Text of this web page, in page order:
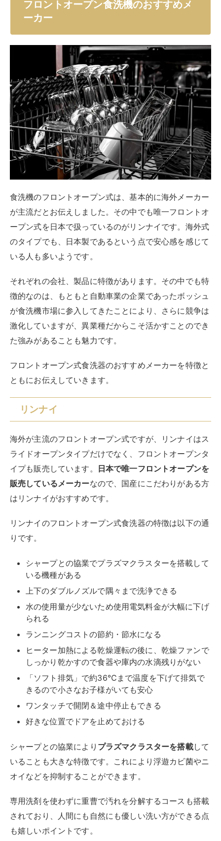
フロントオープン食洗機のおすすめメ
ーカー
食洗機のフロントオープン式は、基本的に海外メーカー
が主流だとお伝えしました。その中でも唯一フロントオ
ープン式を日本で扱っているのがリンナイです。海外式
のタイプでも、日本製であるという点で安心感を感じて
いる人も多いようです。
それぞれの会社、製品に特徴があります。その中でも特
徴的なのは、もともと自動車業の企業であったボッシュ
が食洗機市場に参入してきたことにより、さらに競争は
激化していますが、異業種だからこそ活かすことのでき
た強みがあることも魅力です。
フロントオープン式食洗器のおすすめメーカーを特徴と
ともにお伝えしていきます。
リンナイ
海外が主流のフロントオープン式ですが、リンナイはス
ライドオープンタイプだけでなく、フロントオープンタ
イプも販売しています。
日本で唯一フロントオープンを
販売しているメーカーなので、国産にこだわりがある方
はリンナイがおすすめです。
リンナイのフロントオープン式食洗器の特徴は以下の通
りです。
シャープとの協業でプラズマクラスターを搭載して
いる機種がある
上下のダブルノズルで隅々まで洗浄できる
水の使用量が少ないため使用電気料金が大幅に下げ
られる
ランニングコストの節約・節水になる
ヒーター加熱による乾燥運転の後に、乾燥ファンで
しっかり乾かすので食器や庫内の水滴残りがない
「ソフト排気」で約36℃まで温度を下げて排気で
きるので小さなお子様がいても安心
ワンタッチで開閉＆途中停⽌もできる
好きな位置でドアを⽌めておける
シャープとの協業により プラズマクラスターを搭載して
いることも大きな特徴です。これにより浮遊カビ菌やニ
オイなどを抑制することができます。
専用洗剤を使わずに重曹で汚れを分解するコースも搭載
されており、人間にも自然にも優しい洗い方ができる点
も嬉しいポイントです。